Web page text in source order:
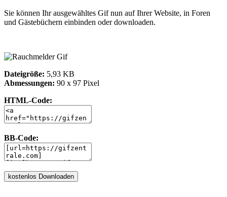
Sie können Ihr ausgewähltes Gif nun auf Ihrer Website, in Foren
und Gästebüchern einbinden oder downloaden.
Dateigröße: 5,93 KB
Abmessungen: 90 x 97 Pixel
HTML-Code:
BB-Code: